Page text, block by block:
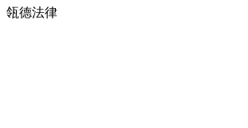
瓴德法律